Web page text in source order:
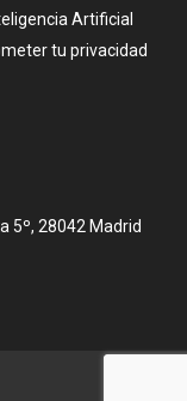
Artificial
tu privacidad
5º, 28042 Madrid